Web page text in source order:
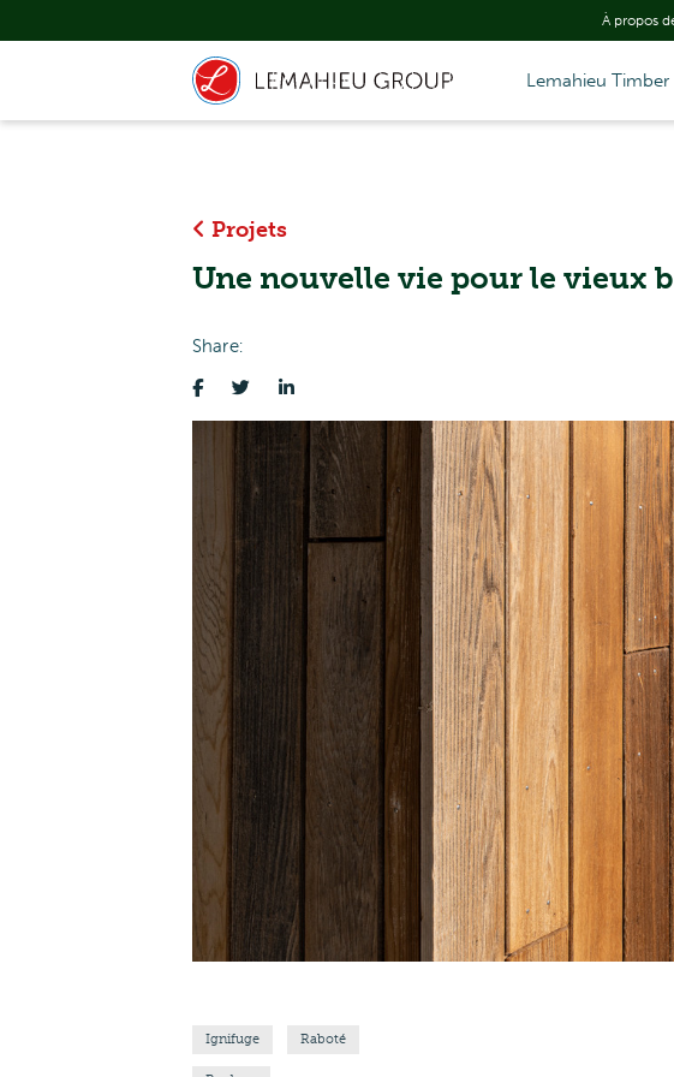
À propos
Lemahieu Timber
Projets
Une nouvelle vie pour le vieux
Share:
Ignifuge Raboté